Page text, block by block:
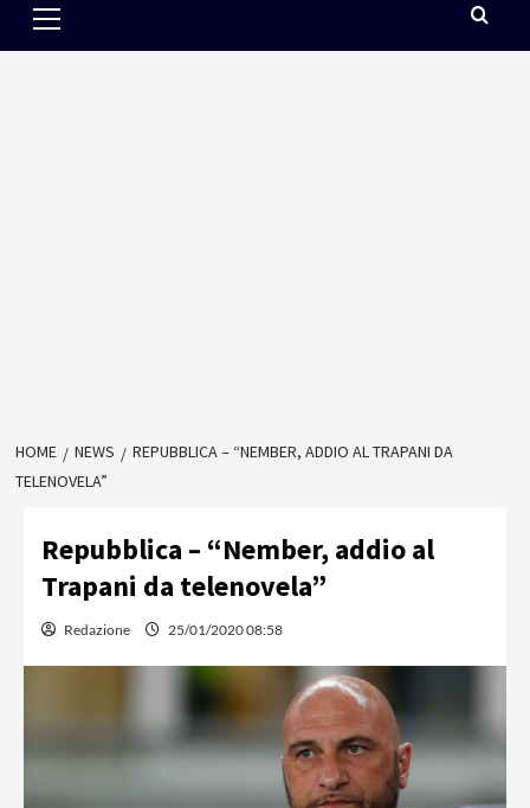
Menu
HOME NEWS
REPUBBLICA – “NEMBER, ADDIO AL TRAPANI DA
TELENOVELA”
Repubblica – “Nember, addio al
Trapani da telenovela”
Redazione 25/01/2020 08:58